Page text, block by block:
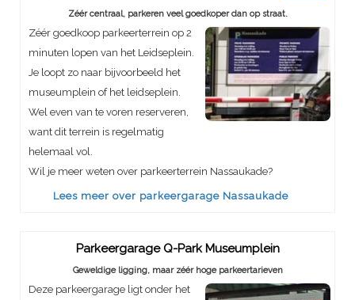
Zéér centraal, parkeren veel goedkoper dan op straat.
Zéér goedkoop parkeerterrein op 2
minuten lopen van het Leidseplein.
Je loopt zo naar bijvoorbeeld het
museumplein of het leidseplein.
Wel even van te voren reserveren,
want dit terrein is regelmatig
helemaal vol.
Wil je meer weten over parkeerterrein Nassaukade?
Lees meer over parkeergarage Nassaukade
Parkeergarage Q-Park Museumplein
Geweldige ligging, maar zéér hoge parkeertarieven
Deze parkeergarage ligt onder het